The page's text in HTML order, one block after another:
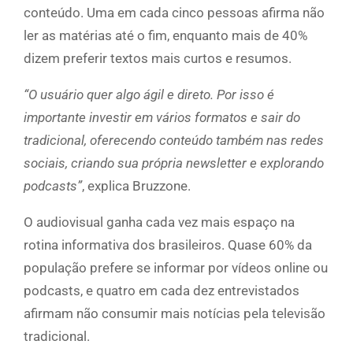
conteúdo. Uma em cada cinco pessoas afirma não
ler as matérias até o fim, enquanto mais de 40%
dizem preferir textos mais curtos e resumos.
“O usuário quer algo ágil e direto. Por isso é
importante investir em vários formatos e sair do
tradicional, oferecendo conteúdo também nas redes
sociais, criando sua própria newsletter e explorando
podcasts”, explica Bruzzone.
O audiovisual ganha cada vez mais espaço na
rotina informativa dos brasileiros. Quase 60% da
população prefere se informar por vídeos online ou
podcasts, e quatro em cada dez entrevistados
afirmam não consumir mais notícias pela televisão
tradicional.